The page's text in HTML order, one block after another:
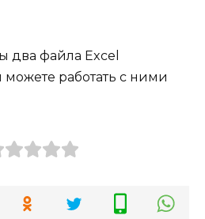
два файла Excel
работать с ними